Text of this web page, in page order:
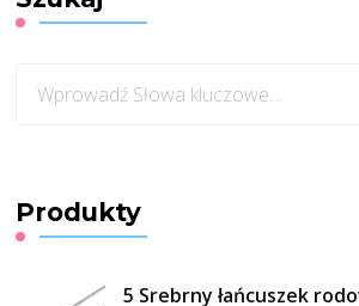
czegoś?
Produkty
5 Srebrny łańcuszek